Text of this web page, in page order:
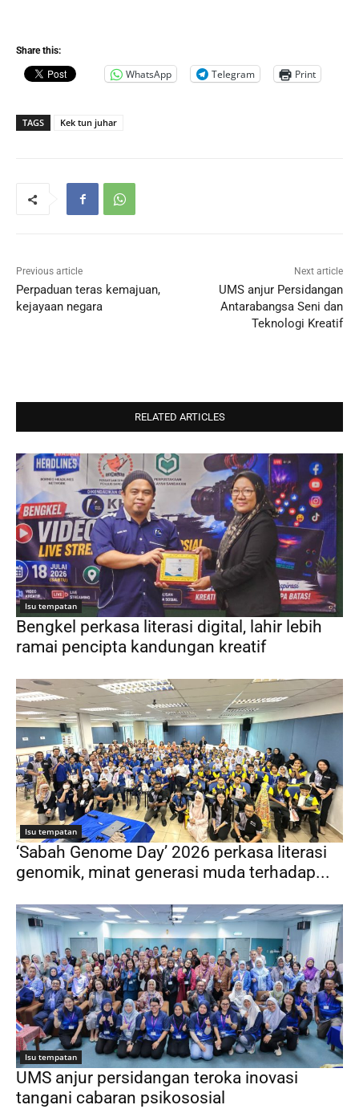
Share this:
WhatsApp Telegram Print
TAGS Kek tun juhar
Previous article
Perpaduan teras kemajuan,
kejayaan negara
Next article
UMS anjur Persidangan
Antarabangsa Seni dan
Teknologi Kreatif
RELATED ARTICLES
Isu tempatan
Bengkel perkasa literasi digital, lahir lebih
ramai pencipta kandungan kreatif
Isu tempatan
‘Sabah Genome Day’ 2026 perkasa literasi
genomik, minat generasi muda terhadap...
Isu tempatan
UMS anjur persidangan teroka inovasi
tangani cabaran psikososial